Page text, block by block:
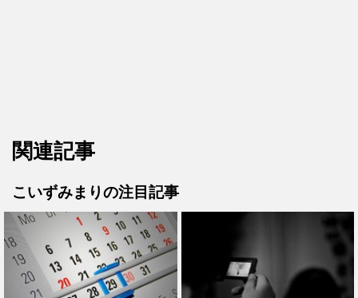
関連記事
こいずみまりの注目記事